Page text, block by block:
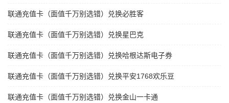
联通充值卡（面值千万别选错）兑换必胜客
联通充值卡（面值千万别选错）兑换星巴克
联通充值卡（面值千万别选错）兑换哈根达斯电子券
联通充值卡（面值千万别选错）兑换平安1768欢乐豆
联通充值卡（面值千万别选错）兑换金山一卡通